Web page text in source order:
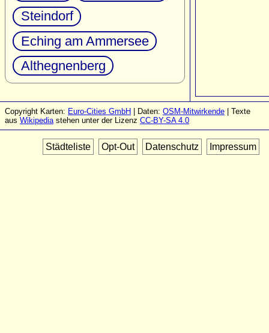
Steindorf
Eching am Ammersee
Althegnenberg
Copyright Karten: Euro-Cities GmbH | Daten: OSM-Mitwirkende | Texte
aus Wikipediastehen unter der Lizenz CC-BY-SA 4.0
Städteliste Opt-Out Datenschutz Impressum